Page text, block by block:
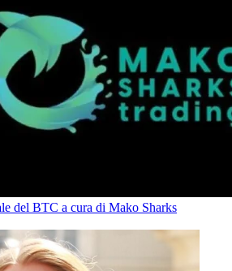
del BTC a cura di Mako Sharks